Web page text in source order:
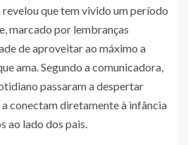
que tem vivido um período
marcado por lembranças
de aproveitar ao máximo a
ama. Segundo a comunicadora,
passaram a despertar
conectam diretamente à infância
ao lado dos pais.